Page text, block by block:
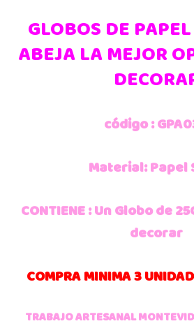
GLOBOS DE
ABEJA LA MEJOR
código :
Material: Papel
CONTIENE : Un Globo de
decorar
COMPRA MINIMA 3
TRABAJO ARTESANAL